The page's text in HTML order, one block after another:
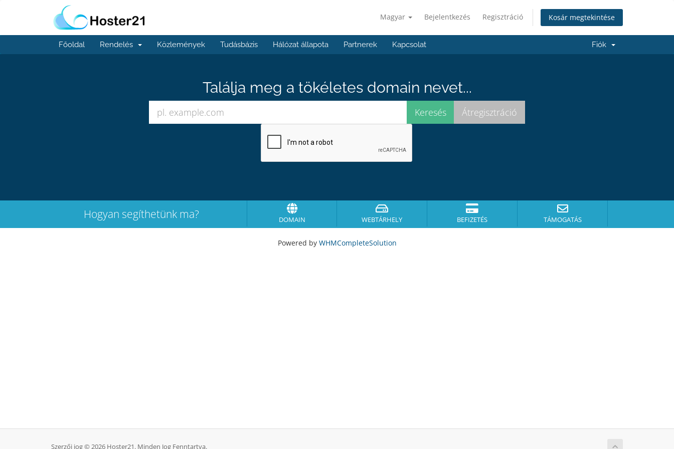
Magyar Bejelentkezés Regisztráció Kosár megtekintése
Főoldal Rendelés Közlemények Tudásbázis Hálózat állapota Partnerek Kapcsolat Fiók
Találja meg a tökéletes domain nevet...
Hogyan segíthetünk ma? DOMAIN WEBTÁRHELY BEFIZETÉS TÁMOGATÁS
Powered by WHMCompleteSolution
Szerzői jog © 2026 Hoster21. Minden Jog Fenntartva.